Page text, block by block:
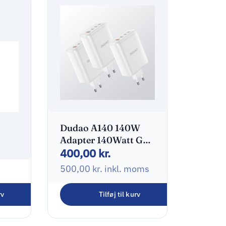
Dudao A140 140W
Adapter 140Watt GaN
3xUSB-C + 1xUSB-A
400,00 kr.
500,00 kr. inkl. moms
Tilføj til kurv